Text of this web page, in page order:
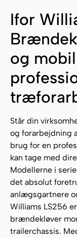
Ifor
og
Står din
og forarbejdning
brug for en
kan tage med
Modellerne i
det absolut
anlægsgartnere
Williams LS256
brændekløver
trailerchassis.